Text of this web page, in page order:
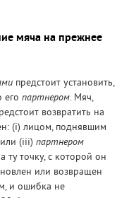
мяча на прежнее
предстоит установить,
его партнером. Мяч,
возвратить на
(i) лицом, поднявшим
(iii) партнером
ту точку, с которой он
или возвращен
и ошибка не